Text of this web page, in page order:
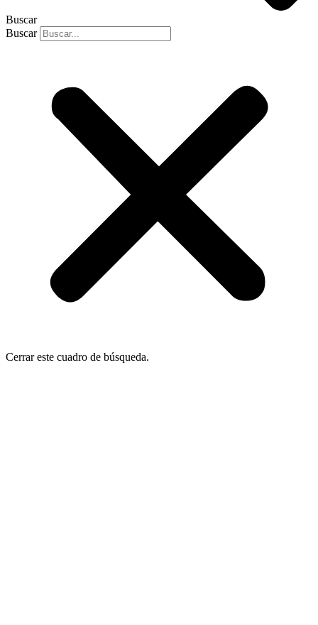
Buscar
Buscar
Cerrar este cuadro de búsqueda.